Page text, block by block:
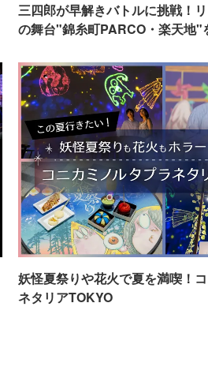
三四郎が早解きバトルに挑戦！
の舞台"錦糸町PARCO・楽天地"
妖怪夏祭りや花火で夏を満喫！
ネタリアTOKYO